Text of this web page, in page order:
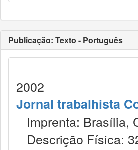
Publicação: Texto - Português
2002
Jornal trabalhista
Imprenta: Brasília,
Descrição Física: